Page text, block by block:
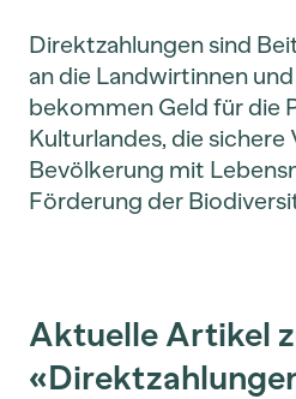
Direktzahlungen sind
an die Landwirtinnen
bekommen Geld für die
Kulturlandes, die
Bevölkerung mit
Förderung der
Aktuelle Artikel